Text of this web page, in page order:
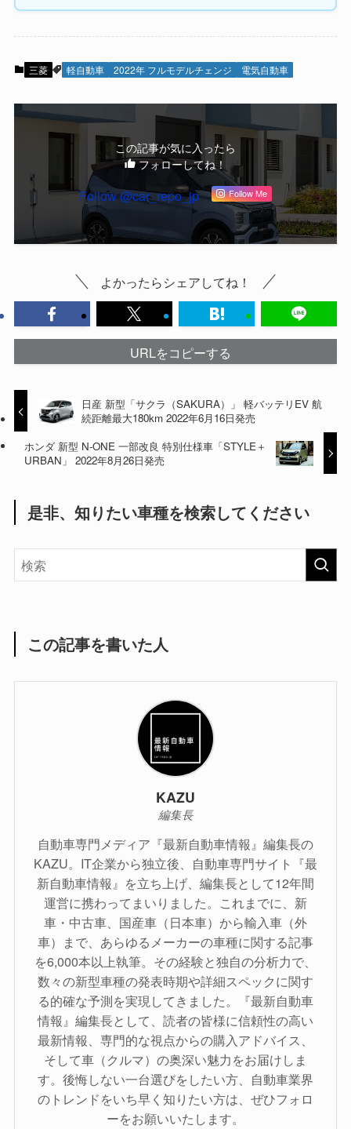
三菱 軽自動車 2022年 フルモデルチェンジ 電気自動車
この記事が気に入ったら
フォローしてね！
Follow @car_repo_jp Follow Me
よかったらシェアしてね！
URLをコピーする
日産 新型「サクラ（SAKURA）」 軽バッテリEV 航
続距離最大180km 2022年6月16日発売
ホンダ 新型 N-ONE 一部改良 特別仕様車「STYLE＋
URBAN」 2022年8月26日発売
是非、知りたい車種を検索してください
この記事を書いた人
KAZU
編集長
自動車専門メディア『最新自動車情報』編集長の
KAZU。IT企業から独立後、自動車専門サイト『最
新自動車情報』を立ち上げ、編集長として12年間
運営に携わってまいりました。これまでに、新
車・中古車、国産車（日本車）から輸入車（外
車）まで、あらゆるメーカーの車種に関する記事
を6,000本以上執筆。その経験と独自の分析力で、
数々の新型車種の発表時期や詳細スペックに関す
る的確な予測を実現してきました。『最新自動車
情報』編集長として、読者の皆様に信頼性の高い
最新情報、専門的な視点からの購入アドバイス、
そして車（クルマ）の奥深い魅力をお届けしま
す。後悔しない一台選びをしたい方、自動車業界
のトレンドをいち早く知りたい方は、ぜひフォロ
ーをお願いいたします。